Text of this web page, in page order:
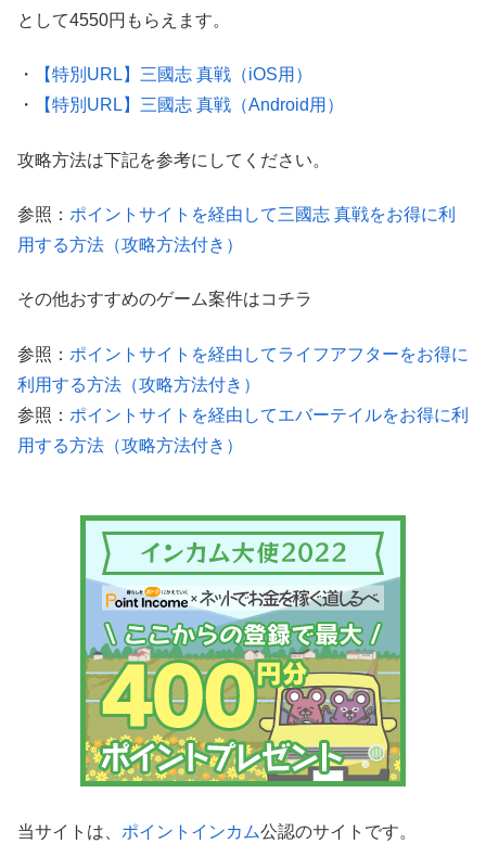
として4550円もらえます。
・
【特別URL】三國志 真戦（iOS用）
・
【特別URL】三國志 真戦（Android用）
攻略方法は下記を参考にしてください。
参照： ポイントサイトを経由して三國志 真戦をお得に利
用する方法（攻略方法付き）
その他おすすめのゲーム案件はコチラ
参照： ポイントサイトを経由してライフアフターをお得に
利用する方法（攻略方法付き）
参照： ポイントサイトを経由してエバーテイルをお得に利
用する方法（攻略方法付き）
当サイトは、 ポイントインカム公認のサイトです。